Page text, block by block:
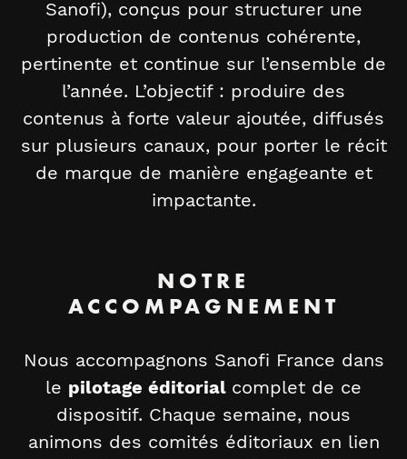
Sanofi), conçus pour structurer une
production de contenus cohérente,
pertinente et continue sur l’ensemble de
l’année. L’objectif : produire des
contenus à forte valeur ajoutée, diffusés
sur plusieurs canaux, pour porter le récit
de marque de manière engageante et
impactante.
NOTRE
ACCOMPAGNEMENT
Nous accompagnons Sanofi France dans
le pilotage éditorial complet de ce
dispositif. Chaque semaine, nous
animons des comités éditoriaux en lien